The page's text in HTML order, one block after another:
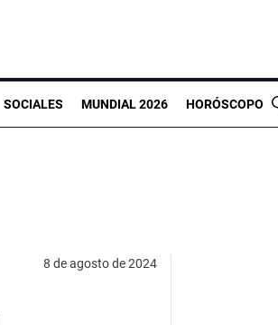
SOCIALES MUNDIAL 2026 HORÓSCOPO
8 de agosto de 2024